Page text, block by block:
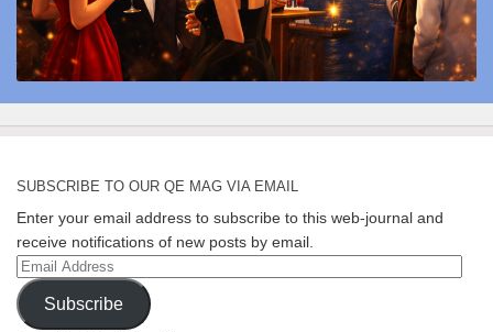
SUBSCRIBE TO OUR QE MAG VIA EMAIL
Enter your email address to subscribe to this web-journal and
receive notifications of new posts by email.
Email
Address
Subscribe